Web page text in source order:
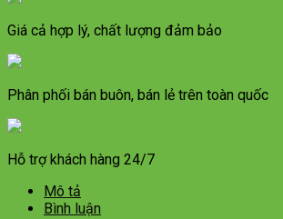
Giá cả hợp lý, chất lượng đảm bảo
Phân phối bán buôn, bán lẻ trên toàn quốc
Hỗ trợ khách hàng 24/7
Mô tả
Bình luận